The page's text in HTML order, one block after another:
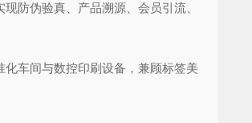
防伪验真、产品溯源、会员引流、
车间与数控印刷设备，兼顾标签美